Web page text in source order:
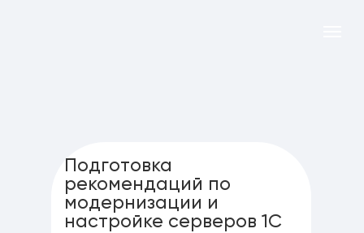
Подготовка
рекомендаций по
модернизации и
настройке серверов 1С